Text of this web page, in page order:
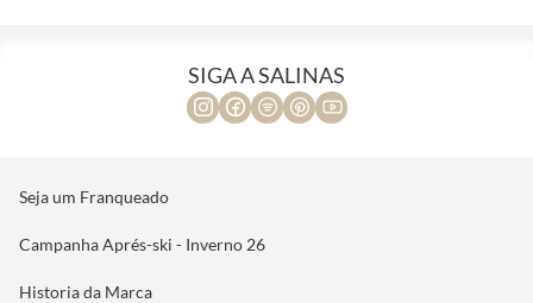
SIGA A SALINAS
Seja um Franqueado
Campanha Aprés-ski - Inverno 26
Historia da Marca